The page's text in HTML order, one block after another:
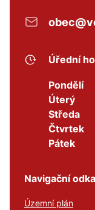
Úřední
Pondělí
Úterý
Středa
Čtvrtek
Pátek
Navigační
Územní plán